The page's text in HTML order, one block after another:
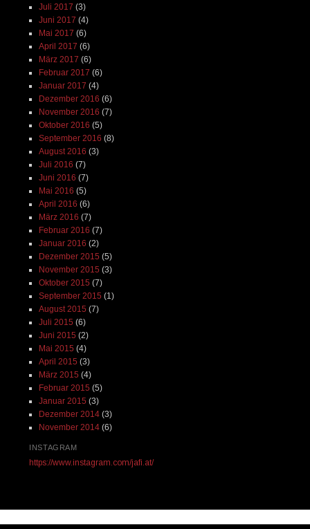
Juli 2017 (3)
Juni 2017 (4)
Mai 2017 (6)
April 2017 (6)
März 2017 (6)
Februar 2017 (6)
Januar 2017 (4)
Dezember 2016 (6)
November 2016 (7)
Oktober 2016 (5)
September 2016 (8)
August 2016 (3)
Juli 2016 (7)
Juni 2016 (7)
Mai 2016 (5)
April 2016 (6)
März 2016 (7)
Februar 2016 (7)
Januar 2016 (2)
Dezember 2015 (5)
November 2015 (3)
Oktober 2015 (7)
September 2015 (1)
August 2015 (7)
Juli 2015 (6)
Juni 2015 (2)
Mai 2015 (4)
April 2015 (3)
März 2015 (4)
Februar 2015 (5)
Januar 2015 (3)
Dezember 2014(3)
November 2014(6)
INSTAGRAM
https://www.instagram.com/jafi.at/